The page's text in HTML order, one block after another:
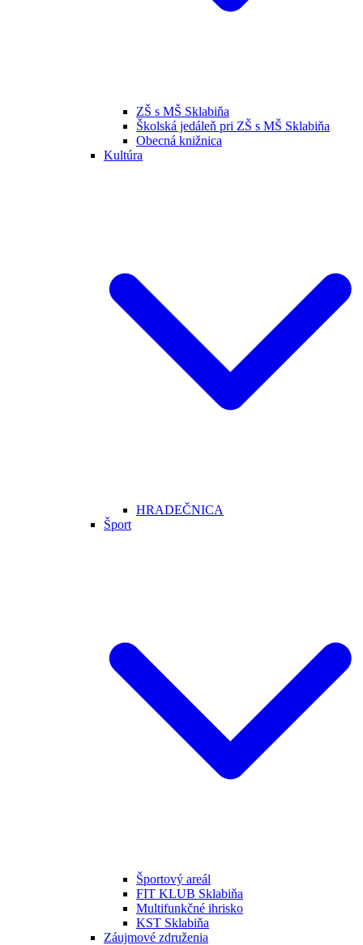
ZŠ s MŠ Sklabiňa
Školská jedáleň pri ZŠ s MŠ Sklabiňa
Obecná knižnica
Kultúra
HRADEČNICA
Šport
Športový areál
FIT KLUB Sklabiňa
Multifunkčné ihrisko
KST Sklabiňa
Záujmové združenia